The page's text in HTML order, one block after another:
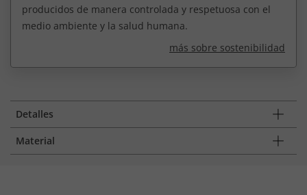
producidos de manera controlada y respetuosa con el
medio ambiente y la salud humana.
más sobre sostenibilidad
Detalles
Material